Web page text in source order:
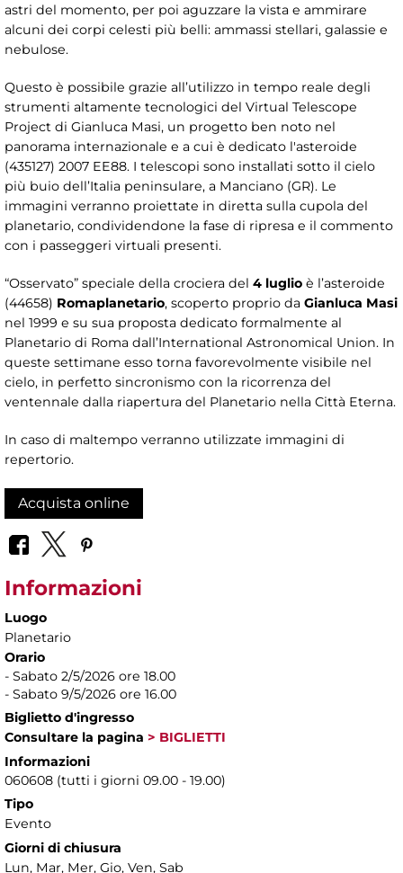
astri del momento, per poi aguzzare la vista e ammirare
alcuni dei corpi celesti più belli: ammassi stellari, galassie e
nebulose.
Questo è possibile grazie all’utilizzo in tempo reale degli
strumenti altamente tecnologici del Virtual Telescope
Project di Gianluca Masi, un progetto ben noto nel
panorama internazionale e a cui è dedicato l'asteroide
(435127) 2007 EE88. I telescopi sono installati sotto il cielo
più buio dell’Italia peninsulare, a Manciano (GR). Le
immagini verranno proiettate in diretta sulla cupola del
planetario, condividendone la fase di ripresa e il commento
con i passeggeri virtuali presenti.
“Osservato” speciale della crociera del 4 luglio è l’asteroide
(44658) Romaplanetario, scoperto proprio da Gianluca Masi
nel 1999 e su sua proposta dedicato formalmente al
Planetario di Roma dall’International Astronomical Union. In
queste settimane esso torna favorevolmente visibile nel
cielo, in perfetto sincronismo con la ricorrenza del
ventennale dalla riapertura del Planetario nella Città Eterna.
In caso di maltempo verranno utilizzate immagini di
repertorio.
Acquista online
Informazioni
Luogo
Planetario
Orario
- Sabato 2/5/2026 ore 18.00
- Sabato 9/5/2026 ore 16.00
Biglietto d'ingresso
Consultare la pagina > BIGLIETTI
Informazioni
060608 (tutti i giorni 09.00 - 19.00)
Tipo
Evento
Giorni di chiusura
Lun, Mar, Mer, Gio, Ven, Sab